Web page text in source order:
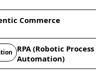
Commerce
RPA (Robotic Process
Automation)